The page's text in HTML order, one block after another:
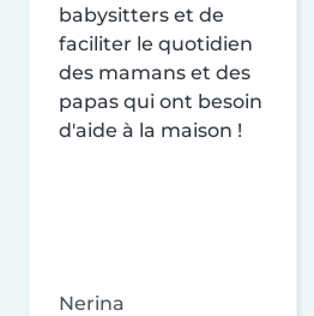
babysitters et de
faciliter le quotidien
des mamans et des
papas qui ont besoin
d'aide à la maison !
Nerina